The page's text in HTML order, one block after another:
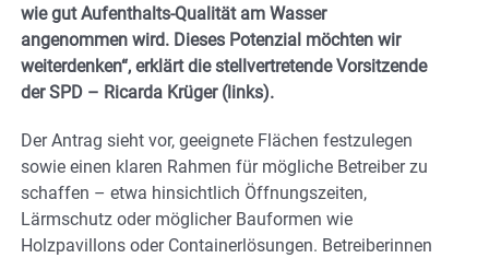
wie gut Aufenthalts-Qualität am Wasser
angenommen wird. Dieses Potenzial möchten wir
weiterdenken“, erklärt die stellvertretende Vorsitzende
der SPD – Ricarda Krüger (links).
Der Antrag sieht vor, geeignete Flächen festzulegen
sowie einen klaren Rahmen für mögliche Betreiber zu
schaffen – etwa hinsichtlich Öffnungszeiten,
Lärmschutz oder möglicher Bauformen wie
Holzpavillons oder Containerlösungen. Betreiberinnen